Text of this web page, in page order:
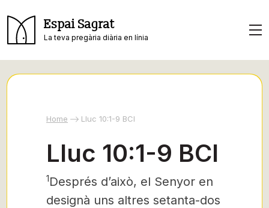
Espai Sagrat
La teva pregària diària en línia
Home Lluc 10:1-9 BCI
Lluc 10:1-9 BCI
1Després d’això, el Senyor en
designà uns altres setanta-dos